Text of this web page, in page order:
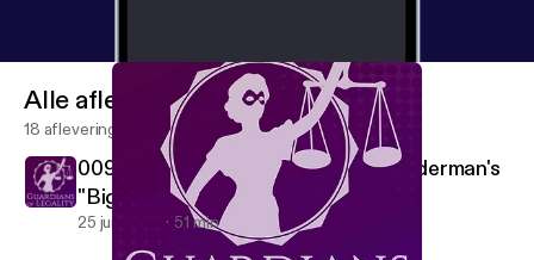
Alle afleveringen
18 afleveringen
009: The Death of Gwen Stacy: Spiderman's
"Big Break"
25 jun 2016 51 min